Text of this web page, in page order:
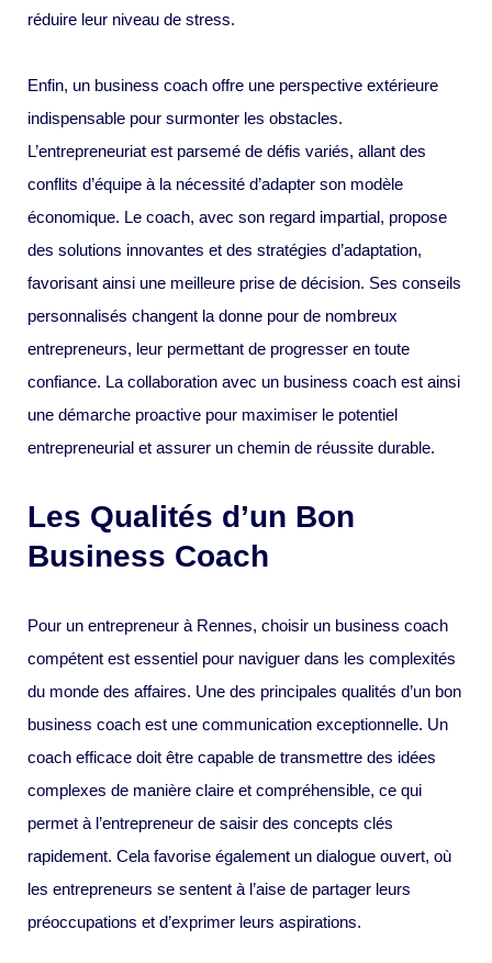
réduire leur niveau de stress.
Enfin, un business coach offre une perspective extérieure
indispensable pour surmonter les obstacles.
L’entrepreneuriat est parsemé de défis variés, allant des
conflits d’équipe à la nécessité d’adapter son modèle
économique. Le coach, avec son regard impartial, propose
des solutions innovantes et des stratégies d’adaptation,
favorisant ainsi une meilleure prise de décision. Ses conseils
personnalisés changent la donne pour de nombreux
entrepreneurs, leur permettant de progresser en toute
confiance. La collaboration avec un business coach est ainsi
une démarche proactive pour maximiser le potentiel
entrepreneurial et assurer un chemin de réussite durable.
Les Qualités d’un Bon
Business Coach
Pour un entrepreneur à Rennes, choisir un business coach
compétent est essentiel pour naviguer dans les complexités
du monde des affaires. Une des principales qualités d’un bon
business coach est une communication exceptionnelle. Un
coach efficace doit être capable de transmettre des idées
complexes de manière claire et compréhensible, ce qui
permet à l’entrepreneur de saisir des concepts clés
rapidement. Cela favorise également un dialogue ouvert, où
les entrepreneurs se sentent à l’aise de partager leurs
préoccupations et d’exprimer leurs aspirations.